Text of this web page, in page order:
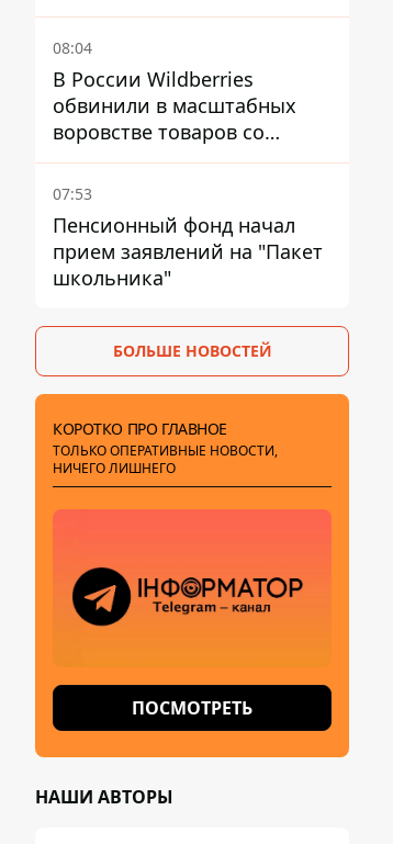
08:04
В России Wildberries
обвинили в масштабных
воровстве товаров со
складов
07:53
Пенсионный фонд начал
прием заявлений на "Пакет
школьника"
БОЛЬШЕ НОВОСТЕЙ
КОРОТКО ПРО ГЛАВНОЕ
ТОЛЬКО ОПЕРАТИВНЫЕ НОВОСТИ,
НИЧЕГО ЛИШНЕГО
ПОСМОТРЕТЬ
НАШИ АВТОРЫ